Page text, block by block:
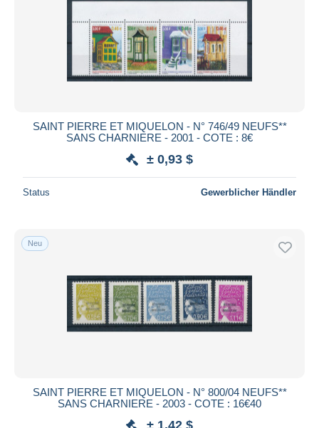
Übernehmen
SAINT PIERRE ET MIQUELON - N° 746/49 NEUFS**
SANS CHARNIERE - 2001 - COTE : 8€
± 0,93 $
Status Gewerblicher Händler
Neu
SAINT PIERRE ET MIQUELON - N° 800/04 NEUFS**
SANS CHARNIERE - 2003 - COTE : 16€40
± 1,42 $